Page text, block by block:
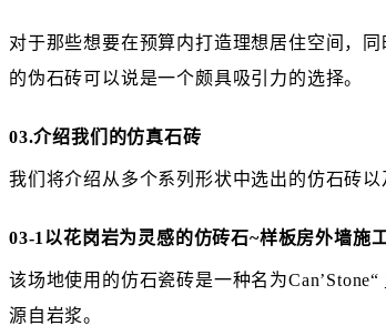
对于那些想要在预算内打造理想居住空间，
的伪石砖可以说是一个颇具吸引力的选择。
03.介绍我们的仿真石砖
我们将介绍从多个系列形状中选出的仿石砖以
03-1以花岗岩为灵感的仿砖石~样板房外墙施
该场地使用的仿石瓷砖是一种名为Can’Stone“
源自岩浆。